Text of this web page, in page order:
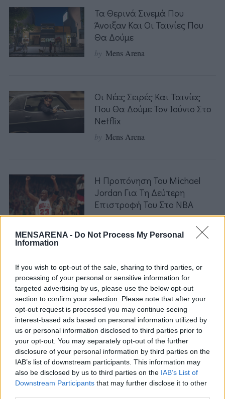
MENSARENA - Do Not Process My Personal
Information
If you wish to opt-out of the sale, sharing to third parties, or
processing of your personal or sensitive information for
targeted advertising by us, please use the below opt-out
section to confirm your selection. Please note that after your
opt-out request is processed you may continue seeing
interest-based ads based on personal information utilized by
us or personal information disclosed to third parties prior to
your opt-out. You may separately opt-out of the further
disclosure of your personal information by third parties on the
IAB’s list of downstream participants. This information may
also be disclosed by us to third parties on the IAB’s List of
Downstream Participants that may further disclose it to other
Τα Θερινά Σινεμά Που
Άνοιξαν Και Οι Ταινίες Που
Θα Δούμε
by Mens Arena
Οι Νέες Σειρές Και Ταινίες
Που Θα Δούμε Τον Ιούνιο Στο
Netflix
by Mens Arena
Η Προπόνηση Του Michael
Jordan Για Τη Δεύτερη
Επιστροφή Του Στο ΝΒΑ
by Mens Arena
S
r
c
h
f
o
r
: